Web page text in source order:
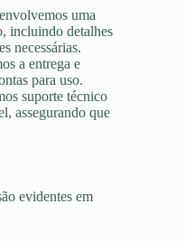
uma
incluindo detalhes
necessárias.
a entrega e
para uso.
suporte técnico
assegurando que
evidentes em